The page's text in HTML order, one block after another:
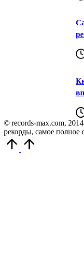
© records-max.com,
рекорды, самое полное